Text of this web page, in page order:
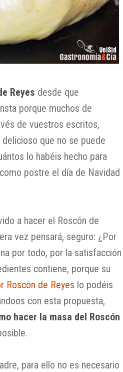
Reyes desde que
porque muchos de
de vuestros escritos,
que no se puede
lo habéis hecho para
postre el día de Navidad
a hacer el Roscón de
vez pensará, seguro: ¿Por
por todo, por la satisfacción
contiene, porque su
Roscón de Reyes lo podéis
con esta propuesta,
hacer la masa del Roscón
para ello no es necesario